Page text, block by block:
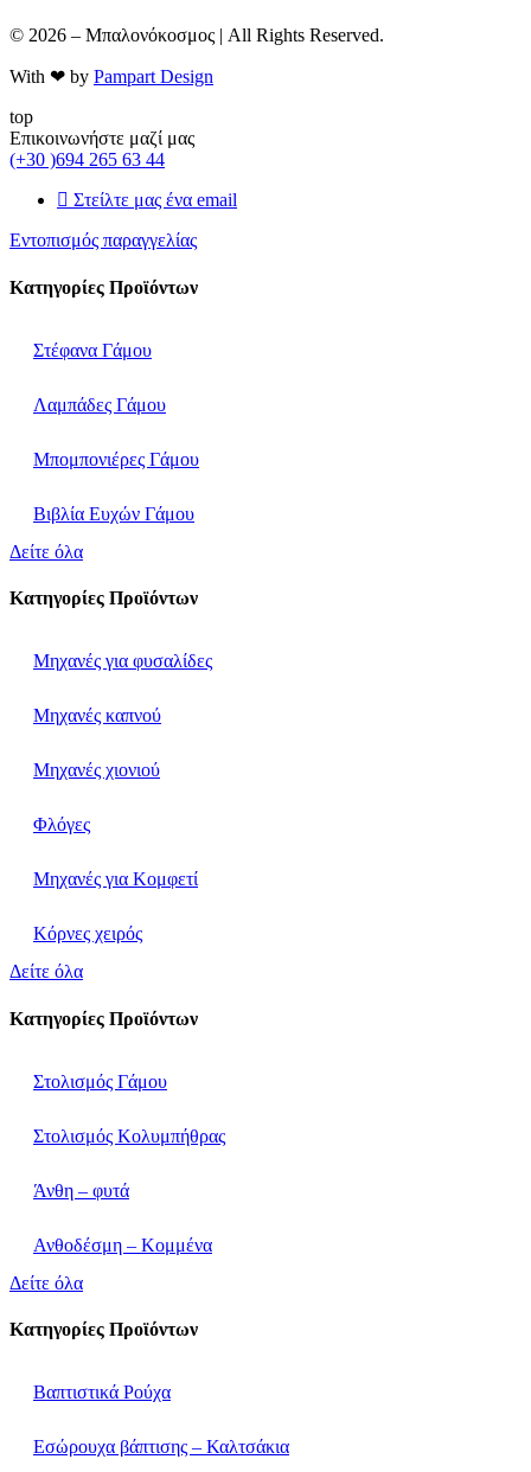
© 2026 – Μπαλονόκοσμος | All Rights Reserved.
With ❤ by Pampart Design
top
Επικοινωνήστε μαζί μας
(+30 )694 265 63 44
Στείλτε μας ένα email
Εντοπισμός παραγγελίας
Κατηγορίες Προϊόντων
Στέφανα Γάμου
Λαμπάδες Γάμου
Μπομπονιέρες Γάμου
Βιβλία Ευχών Γάμου
Δείτε όλα
Κατηγορίες Προϊόντων
Μηχανές για φυσαλίδες
Μηχανές καπνού
Μηχανές χιονιού
Φλόγες
Μηχανές για Κομφετί
Κόρνες χειρός
Δείτε όλα
Κατηγορίες Προϊόντων
Στολισμός Γάμου
Στολισμός Κολυμπήθρας
Άνθη – φυτά
Ανθοδέσμη – Κομμένα
Δείτε όλα
Κατηγορίες Προϊόντων
Βαπτιστικά Ρούχα
Εσώρουχα βάπτισης – Καλτσάκια